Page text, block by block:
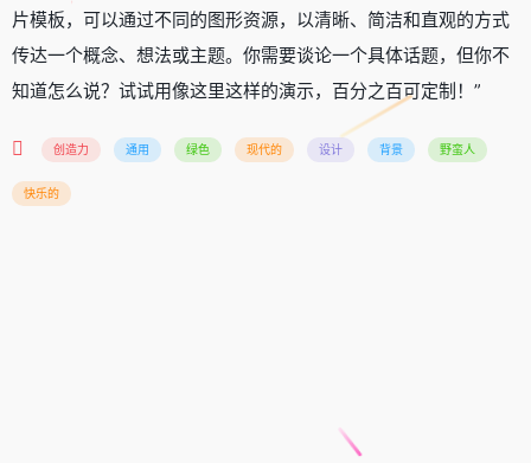
片模板，可以通过不同的图形资源，以清晰、简洁和直观的方式
传达一个概念、想法或主题。你需要谈论一个具体话题，但你不
知道怎么说？试试用像这里这样的演示，百分之百可定制！”
创造力 通用 绿色 现代的 设计 背景 野蛮人
快乐的